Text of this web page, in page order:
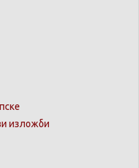
изложби